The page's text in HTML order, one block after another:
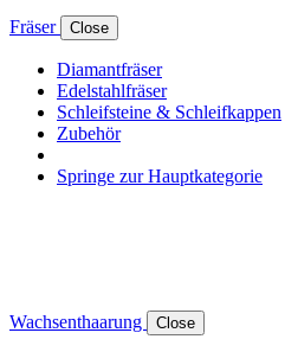
Fräser Close
Diamantfräser
Edelstahlfräser
Schleifsteine & Schleifkappen
Zubehör
Springe zur Hauptkategorie
Wachsenthaarung Close